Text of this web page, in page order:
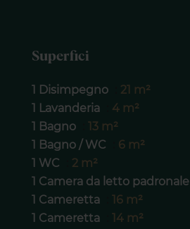
Superfici
1 Disimpegno
21 m²
1 Lavanderia
4 m²
1 Bagno
13 m²
1 Bagno / WC
6 m²
1 WC
2 m²
1 Camera da letto padronale
1 Cameretta
16 m²
1 Cameretta
14 m²